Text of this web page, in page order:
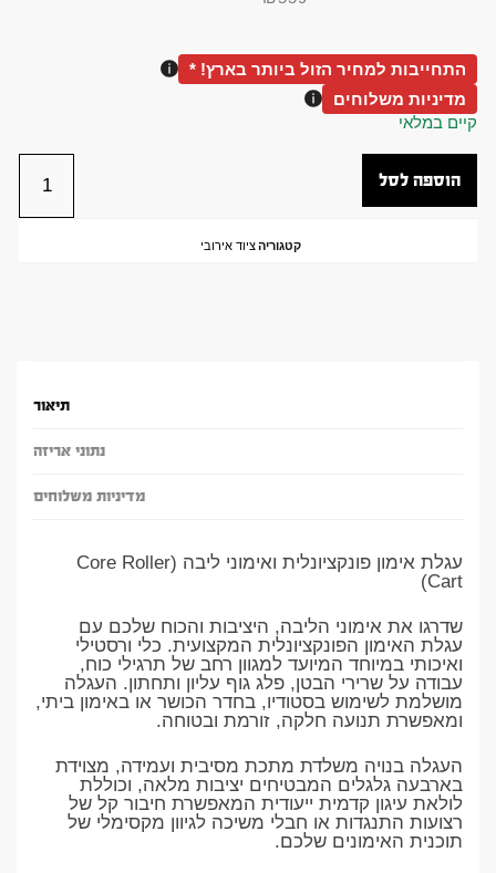
התחייבות למחיר הזול ביותר בארץ! *
מדיניות משלוחים
קיים במלאי
הוספה לסל
קטגוריהציוד אירובי
תיאור
נתוני אריזה
מדיניות משלוחים
עגלת אימון פונקציונלית ואימוני ליבה (Core Roller
Cart)
​שדרגו את אימוני הליבה, היציבות והכוח שלכם עם
עגלת האימון הפונקציונלית המקצועית. כלי ורסטילי
ואיכותי במיוחד המיועד למגוון רחב של תרגילי כוח,
עבודה על שרירי הבטן, פלג גוף עליון ותחתון. העגלה
מושלמת לשימוש בסטודיו, בחדר הכושר או באימון ביתי,
ומאפשרת תנועה חלקה, זורמת ובטוחה.
​העגלה בנויה משלדת מתכת מסיבית ועמידה, מצוידת
בארבעה גלגלים המבטיחים יציבות מלאה, וכוללת
לולאת עיגון קדמית ייעודית המאפשרת חיבור קל של
רצועות התנגדות או חבלי משיכה לגיוון מקסימלי של
תוכנית האימונים שלכם.